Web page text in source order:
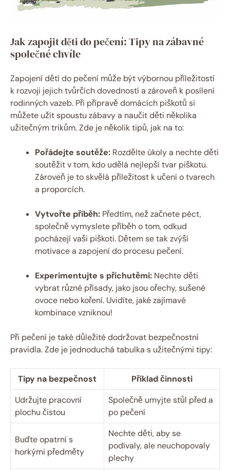
Jak zapojit děti do pečení: Tipy na zábavné
společné chvíle
Zapojení dětí do pečení může být výbornou příležitostí
k rozvoji jejich tvůrčích dovedností a zároveň k posílení
rodinných vazeb. Při přípravě domácích piškotů si
můžete užít spoustu zábavy a naučit děti několika
užitečným trikům. Zde je několik tipů, jak na to:
Pořádejte soutěže: Rozdělte úkoly a nechte děti
soutěžit v tom, kdo udělá nejlepší tvar piškotu.
Zároveň je to skvělá příležitost k učení o tvarech
a proporcích.
Vytvořte příběh: Předtím, než začnete péct,
společně vymyslete příběh o tom, odkud
pocházejí vaši piškoti. Dětem se tak zvýší
motivace a zapojení do procesu pečení.
Experimentujte s příchutěmi: Nechte děti
vybrat různé přísady, jako jsou ořechy, sušené
ovoce nebo koření. Uvidíte, jaké zajímavé
kombinace vzniknou!
Při pečení je také důležité dodržovat bezpečnostní
pravidla. Zde je jednoduchá tabulka s užitečnými tipy:
Tipy na bezpečnost
Příklad činnosti
Udržujte pracovní
plochu čistou
Společně umyjte stůl před a
po pečení
Buďte opatrní s
horkými předměty
Nechte děti, aby se
podívaly, ale neuchopovaly
plechy